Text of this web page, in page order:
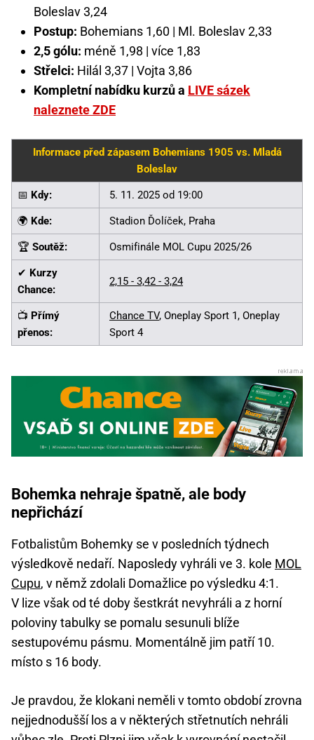
Boleslav 3,24
Postup: Bohemians 1,60 | Ml. Boleslav 2,33
2,5 gólu: méně 1,98 | více 1,83
Střelci: Hilál 3,37 | Vojta 3,86
Kompletní nabídku kurzů a LIVE sázek
naleznete ZDE
Informace před zápasem Bohemians 1905 vs. Mladá
Boleslav
📅 Kdy: 5. 11. 2025 od 19:00
🌍 Kde: Stadion Ďolíček, Praha
🏆 Soutěž: Osmifinále MOL Cupu 2025/26
✔ Kurzy
Chance:
2,15 - 3,42 - 3,24
📺 Přímý
přenos:
Chance TV, Oneplay Sport 1, Oneplay
Sport 4
Bohemka nehraje špatně, ale body
nepřichází
Fotbalistům Bohemky se v posledních týdnech
výsledkově nedaří. Naposledy vyhráli ve 3. kole MOL
Cupu, v němž zdolali Domažlice po výsledku 4:1.
V lize však od té doby šestkrát nevyhráli a z horní
poloviny tabulky se pomalu sesunuli blíže
sestupovému pásmu. Momentálně jim patří 10.
místo s 16 body.
Je pravdou, že klokani neměli v tomto období zrovna
nejjednodušší los a v některých střetnutích nehráli